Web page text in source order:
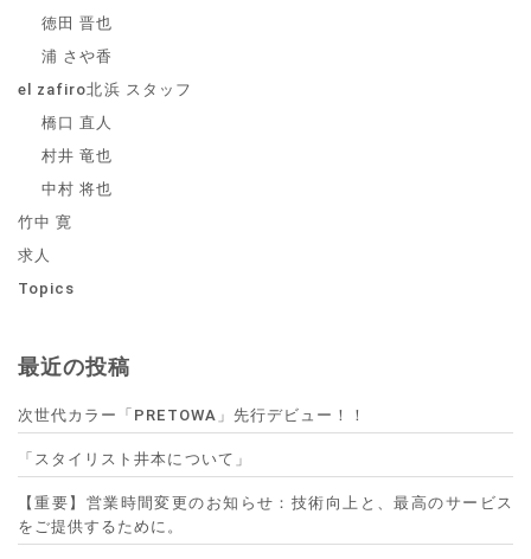
徳田 晋也
浦 さや香
el zafiro北浜 スタッフ
橋口 直人
村井 竜也
中村 将也
竹中 寛
求人
Topics
最近の投稿
次世代カラー「PRETOWA」先行デビュー！！
「スタイリスト井本について」
【重要】営業時間変更のお知らせ：技術向上と、最高のサービス
をご提供するために。